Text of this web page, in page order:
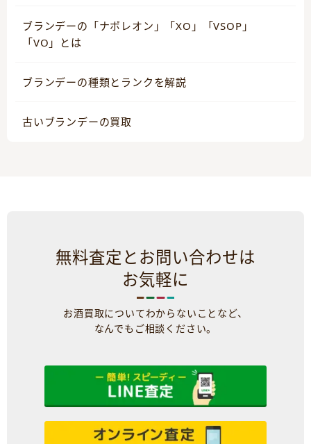
ブランデーの「ナポレオン」「XO」「VSOP」
「VO」とは
ブランデーの種類とランクを解説
古いブランデーの買取
無料査定とお問い合わせは
お気軽に
お酒買取についてわからないことなど、
なんでもご相談ください。